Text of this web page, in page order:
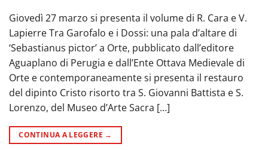
Giovedì 27 marzo si presenta il volume di R. Cara e V.
Lapierre Tra Garofalo e i Dossi: una pala d’altare di
‘Sebastianus pictor’ a Orte, pubblicato dall’editore
Aguaplano di Perugia e dall’Ente Ottava Medievale di
Orte e contemporaneamente si presenta il restauro
del dipinto Cristo risorto tra S. Giovanni Battista e S.
Lorenzo, del Museo d’Arte Sacra […]
CONTINUA A LEGGERE →